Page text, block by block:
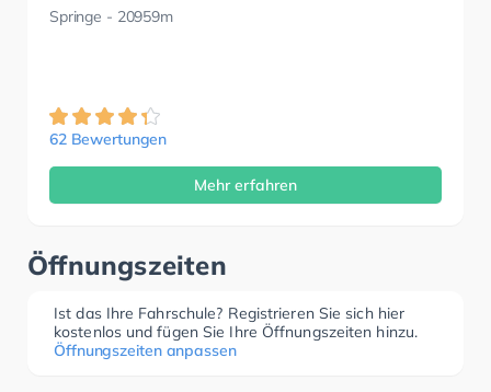
Springe - 20959m
62 Bewertungen
Mehr erfahren
Öffnungszeiten
Ist das Ihre Fahrschule? Registrieren Sie sich hier
kostenlos und fügen Sie Ihre Öffnungszeiten hinzu.
Öffnungszeiten anpassen